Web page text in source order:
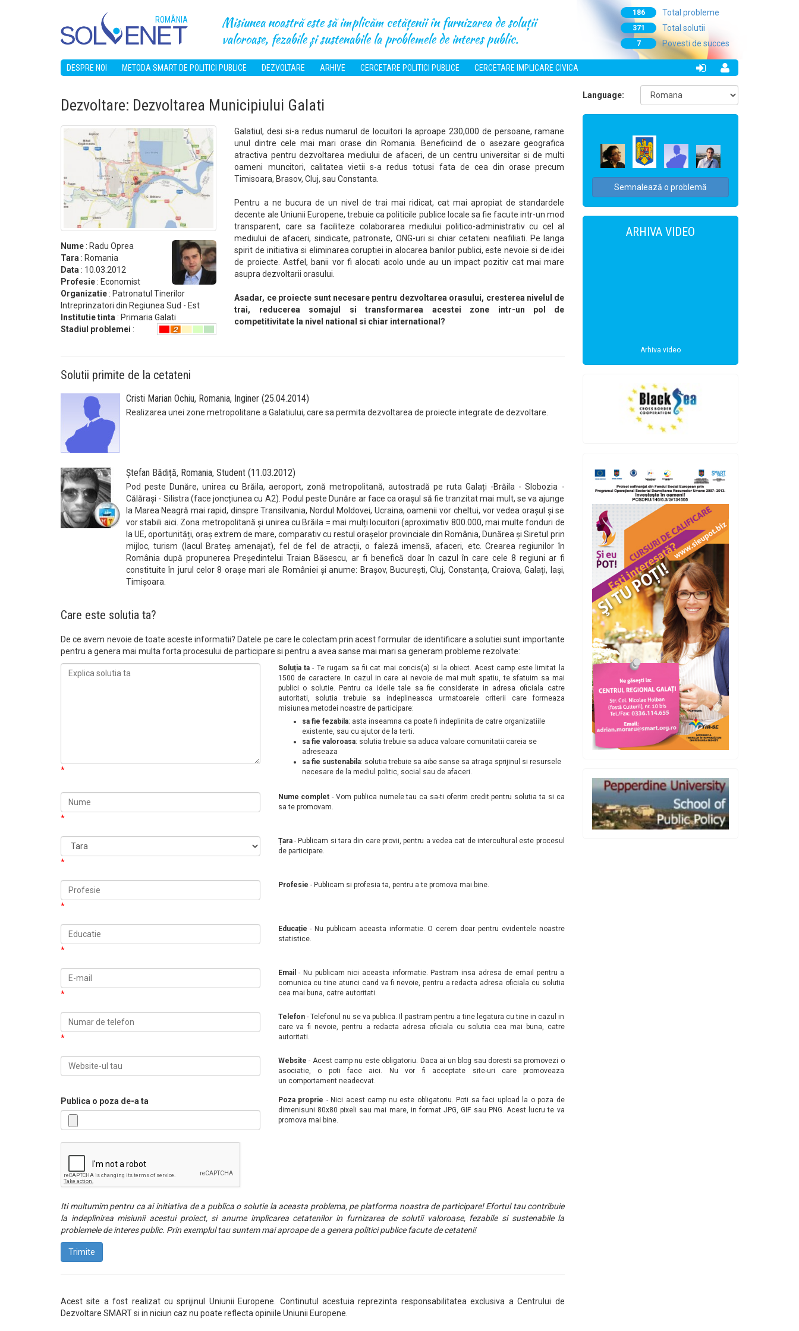
ROMÂNIA
Misiunea noastră este să implicăm cetățenii în furnizarea de soluții
valoroase, fezabile și sustenabile la problemele de interes public.
186 Total probleme
371 Total solutii
7 Povesti de succes
DESPRE NOI METODA SMART DE POLITICI PUBLICE DEZVOLTARE ARHIVE CERCETARE POLITICI PUBLICE CERCETARE IMPLICARE CIVICA
Dezvoltare: Dezvoltarea Municipiului Galati
Nume : Radu Oprea
Tara : Romania
Data : 10.03.2012
Profesie : Economist
Organizatie : Patronatul Tinerilor
Intreprinzatori din Regiunea Sud - Est
Institutie tinta : Primaria Galati
Stadiul problemei :
Galatiul, desi si-a redus numarul de locuitori la aproape 230,000 de persoane, ramane
unul dintre cele mai mari orase din Romania. Beneficiind de o asezare geografica
atractiva pentru dezvoltarea mediului de afaceri, de un centru universitar si de multi
oameni muncitori, calitatea vietii s-a redus totusi fata de cea din orase precum
Timisoara, Brasov, Cluj, sau Constanta.
Pentru a ne bucura de un nivel de trai mai ridicat, cat mai apropiat de standardele
decente ale Uniunii Europene, trebuie ca politicile publice locale sa fie facute intr-un mod
transparent, care sa faciliteze colaborarea mediului politico-administrativ cu cel al
mediului de afaceri, sindicate, patronate, ONG-uri si chiar cetateni neafiliati. Pe langa
spirit de initiativa si eliminarea coruptiei in alocarea banilor publici, este nevoie si de idei
de proiecte. Astfel, banii vor fi alocati acolo unde au un impact pozitiv cat mai mare
asupra dezvoltarii orasului.
Asadar, ce proiecte sunt necesare pentru dezvoltarea orasului, cresterea nivelul de
trai, reducerea somajul si transformarea acestei zone intr-un pol de
competitivitate la nivel national si chiar international?
Solutii primite de la cetateni
Cristi Marian Ochiu, Romania, Inginer (25.04.2014)
Realizarea unei zone metropolitane a Galatiului, care sa permita dezvoltarea de proiecte integrate de dezvoltare.
Ștefan Bădiță, Romania, Student (11.03.2012)
Pod peste Dunăre, unirea cu Brăila, aeroport, zonă metropolitană, autostradă pe ruta Galați -Brăila - Slobozia -
Călărași - Silistra (face joncțiunea cu A2). Podul peste Dunăre ar face ca orașul să fie tranzitat mai mult, se va ajunge
la Marea Neagră mai rapid, dinspre Transilvania, Nordul Moldovei, Ucraina, oamenii vor cheltui, vor vedea orașul și se
vor stabili aici. Zona metropolitană și unirea cu Brăila = mai mulți locuitori (aproximativ 800.000, mai multe fonduri de
la UE, oportunități, oraș extrem de mare, comparativ cu restul orașelor provinciale din România, Dunărea și Siretul prin
mijloc, turism (lacul Brateș amenajat), fel de fel de atracții, o faleză imensă, afaceri, etc. Crearea regiunilor în
România după propunerea Președintelui Traian Băsescu, ar fi benefică doar în cazul în care cele 8 regiuni ar fi
constituite în jurul celor 8 orașe mari ale României și anume: Brașov, București, Cluj, Constanța, Craiova, Galați, Iași,
Timișoara.
Care este solutia ta?
De ce avem nevoie de toate aceste informatii? Datele pe care le colectam prin acest formular de identificare a solutiei sunt importante
pentru a genera mai multa forta procesului de participare si pentru a avea sanse mai mari sa generam probleme rezolvate:
*
Soluția ta - Te rugam sa fii cat mai concis(a) si la obiect. Acest camp este limitat la
1500 de caractere. In cazul in care ai nevoie de mai mult spatiu, te sfatuim sa mai
publici o solutie. Pentru ca ideile tale sa fie considerate in adresa oficiala catre
autoritati, solutia trebuie sa indeplineasca urmatoarele criterii care formeaza
misiunea metodei noastre de participare:
sa fie fezabila: asta inseamna ca poate fi indeplinita de catre organizatiile
existente, sau cu ajutor de la terti.
sa fie valoroasa: solutia trebuie sa aduca valoare comunitatii careia se
adreseaza
sa fie sustenabila: solutia trebuie sa aibe sanse sa atraga sprijinul si resursele
necesare de la mediul politic, social sau de afaceri.
*
Nume complet - Vom publica numele tau ca sa-ti oferim credit pentru solutia ta si ca
sa te promovam.
*
Țara- Publicam si tara din care provii, pentru a vedea cat de intercultural este procesul
de participare.
*
Profesie - Publicam si profesia ta, pentru a te promova mai bine.
*
Educație - Nu publicam aceasta informatie. O cerem doar pentru evidentele noastre
statistice.
*
Email - Nu publicam nici aceasta informatie. Pastram insa adresa de email pentru a
comunica cu tine atunci cand va fi nevoie, pentru a redacta adresa oficiala cu solutia
cea mai buna, catre autoritati.
*
Telefon- Telefonul nu se va publica. Il pastram pentru a tine legatura cu tine in cazul in
care va fi nevoie, pentru a redacta adresa oficiala cu solutia cea mai buna, catre
autoritati.
Website - Acest camp nu este obligatoriu. Daca ai un blog sau doresti sa promovezi o
asociatie, o poti face aici. Nu vor fi acceptate site-uri care promoveaza
un comportament neadecvat.
Publica o poza de-a ta Poza proprie - Nici acest camp nu este obligatoriu. Poti sa faci upload la o poza de
dimenisuni 80x80 pixeli sau mai mare, in format JPG, GIF sau PNG. Acest lucru te va
promova mai bine.
Iti multumim pentru ca ai initiativa de a publica o solutie la aceasta problema, pe platforma noastra de participare! Efortul tau contribuie
la indeplinirea misiunii acestui proiect, si anume implicarea cetatenilor in furnizarea de solutii valoroase, fezabile si sustenabile la
problemele de interes public. Prin exemplul tau suntem mai aproape de a genera politici publice facute de cetateni!
Trimite
Acest site a fost realizat cu sprijinul Uniunii Europene. Continutul acestuia reprezinta responsabilitatea exclusiva a Centrului de
Dezvoltare SMART si in niciun caz nu poate reflecta opiniile Uniunii Europene.
Language:
Semnalează o problemă
ARHIVA VIDEO
Arhiva video